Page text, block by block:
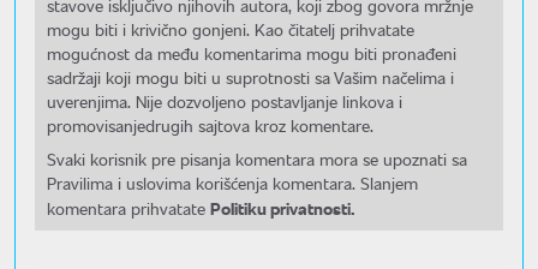
stavove isključivo njihovih autora, koji zbog govora mržnje
mogu biti i krivično gonjeni. Kao čitatelj prihvatate
mogućnost da među komentarima mogu biti pronađeni
sadržaji koji mogu biti u suprotnosti sa Vašim načelima i
uverenjima. Nije dozvoljeno postavljanje linkova i
promovisanjedrugih sajtova kroz komentare.
Svaki korisnik pre pisanja komentara mora se upoznati sa
Pravilima i uslovima korišćenja komentara. Slanjem
komentara prihvatate Politiku privatnosti.